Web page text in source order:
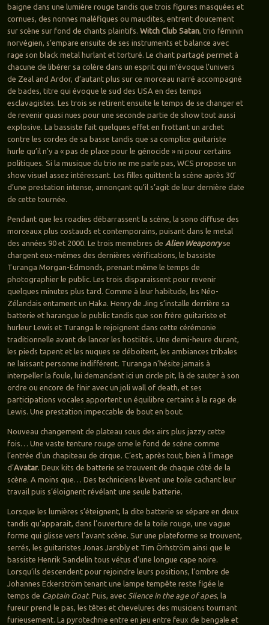
baigne dans une lumière rouge tandis que trois figures masquées et
cornues, des nonnes maléfiques ou maudites, entrent doucement
sur scène sur fond de chants plaintifs. Witch Club Satan, trio féminin
norvégien, s’empare ensuite de ses instruments et balance avec
rage son black metal hurlant et torturé. Le chant partagé permet à
chacune de libérer sa colère dans un esprit qui m’évoque l’univers
de Zeal and Ardor, d’autant plus sur ce morceau narré accompagné
de bades, titre qui évoque le sud des USA en des temps
esclavagistes. Les trois se retirent ensuite le temps de se changer et
de revenir quasi nues pour une seconde partie de show tout aussi
explosive. La bassiste fait quelques effet en frottant un archet
contre les cordes de sa basse tandis que sa complice guitariste
hurle qu’il n’y a « pas de place pour le génocide » ni pour certains
politiques. Si la musique du trio ne me parle pas, WCS propose un
show visuel assez intéressant. Les filles quittent la scène après 30′
d’une prestation intense, annonçant qu’il s’agit de leur dernière date
de cette tournée.
Pendant que les roadies débarrassent la scène, la sono diffuse des
morceaux plus costauds et contemporains, puisant dans le metal
des années 90 et 2000. Le trois memebres de Alien Weaponryse
chargent eux-mêmes des dernières vérifications, le bassiste
Turanga Morgan-Edmonds, prenant même le temps de
photographier le public. Les trois disparaissent pour revenir
quelques minutes plus tard. Comme à leur habitude, les Néo-
Zélandais entament un Haka. Henry de Jing s’installe derrière sa
batterie et harangue le public tandis que son frère guitariste et
hurleur Lewis et Turanga le rejoignent dans cette cérémonie
traditionnelle avant de lancer les hostiités. Une demi-heure durant,
les pieds tapent et les nuques se déboitent, les ambiances tribales
ne laissant personne indifférent. Turanga n’hésite jamais à
interpeller la foule, lui demandant ici un circle pit, là de sauter à son
ordre ou encore de finir avec un joli wall of death, et ses
participations vocales apportent un équilibre certains à la rage de
Lewis. Une prestation impeccable de bout en bout.
Nouveau changement de plateau sous des airs plus jazzy cette
fois… Une vaste tenture rouge orne le fond de scène comme
l’entrée d’un chapiteau de cirque. C’est, après tout, bien à l’image
d’Avatar. Deux kits de batterie se trouvent de chaque côté de la
scène. A moins que… Des techniciens lèvent une toile cachant leur
travail puis s’éloignent révélant une seule batterie.
Lorsque les lumières s’éteignent, la dite batterie se sépare en deux
tandis qu’apparait, dans l’ouverture de la toile rouge, une vague
forme qui glisse vers l’avant scène. Sur une plateforme se trouvent,
serrés, les guitaristes Jonas Jarsbly et Tim Örhström ainsi que le
bassiste Henrik Sandelin tous vétus d’une longue cape noire.
Lorsqu’ils descendent pour rejoindre leurs positions, l’ombre de
Johannes Eckerström tenant une lampe tempête reste figée le
temps de Captain Goat. Puis, avec Silence in the age of apes, la
fureur prend le pas, les têtes et chevelures des musiciens tournant
furieusement. La pyrotechnie entre en jeu entre feux de bengale et